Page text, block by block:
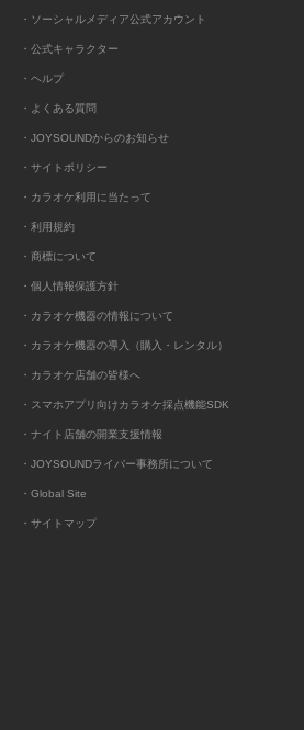
・ソーシャルメディア公式アカウント
・公式キャラクター
・ヘルプ
・よくある質問
・JOYSOUNDからのお知らせ
・サイトポリシー
・カラオケ利用に当たって
・利用規約
・商標について
・個人情報保護方針
・カラオケ機器の情報について
・カラオケ機器の導入（購入・レンタル）
・カラオケ店舗の皆様へ
・スマホアプリ向けカラオケ採点機能SDK
・ナイト店舗の開業支援情報
・JOYSOUNDライバー事務所について
・Global Site
・サイトマップ